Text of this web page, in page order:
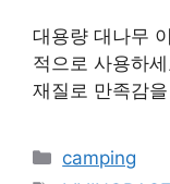
대용량 대나무
적으로 사용하
재질로 만족감
카
camping